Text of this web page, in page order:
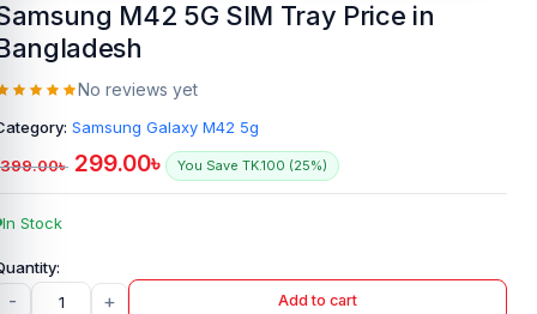
M42 5G SIM Tray Price in
No reviews yet
Samsung Galaxy M42 5g
399.00৳ 299.00৳ You Save TK.100 (25%)
In Stock
- + Add to cart